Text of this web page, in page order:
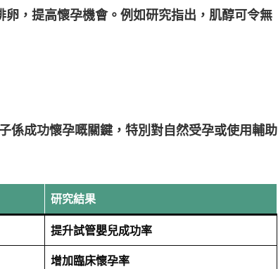
，提高懷孕機會。例如研究指出，肌醇可令無
係成功懷孕嘅關鍵，特別對自然受孕或使用輔助
研究結果
提升試管嬰兒成功率
增加臨床懷孕率